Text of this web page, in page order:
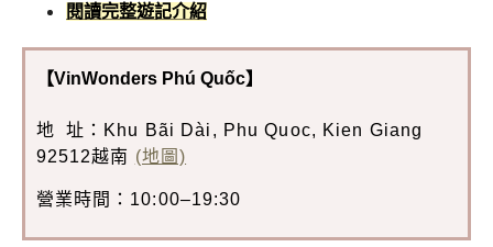
閱讀完整遊記介紹
【VinWonders Phú Quốc】
地 址：Khu Bãi Dài, Phu Quoc, Kien Giang
92512越南 (地圖)
營業時間：10:00–19:30